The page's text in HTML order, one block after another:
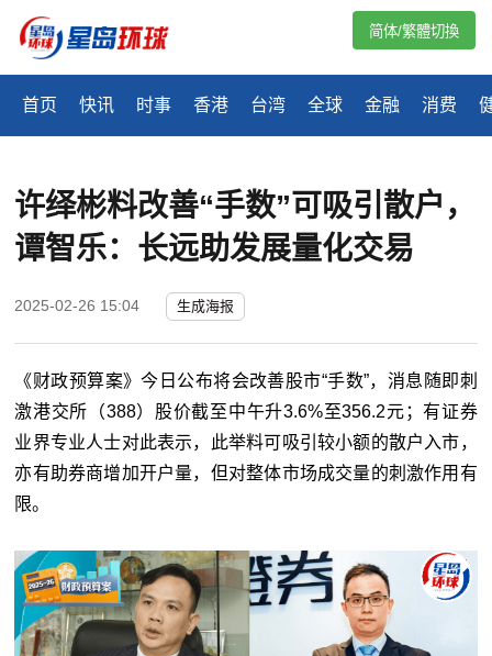
首页 快讯 时事 香港 台湾 全球 金融 消费
简体/繁體切換
许绎彬料改善“手数”可吸引散户，
谭智乐：长远助发展量化交易
2025-02-26 15:04 生成海报
《财政预算案》今日公布将会改善股市“手数”，消息随即刺
激港交所（388）股价截至中午升3.6%至356.2元；有证券
业界专业人士对此表示，此举料可吸引较小额的散户入市，
亦有助券商增加开户量，但对整体市场成交量的刺激作用有
限。